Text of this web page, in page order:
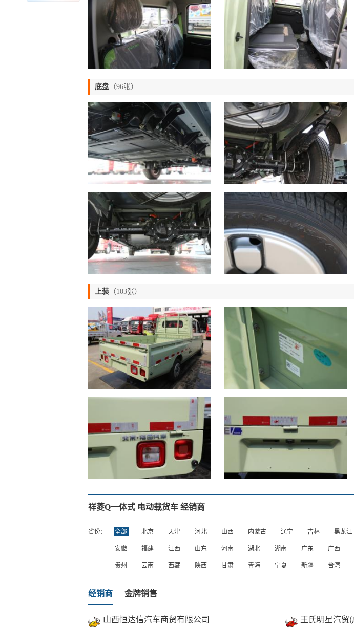
底盘 （96张）
上装 （103张）
祥菱Q一体式 电动载货车 经销商
省份： 全部 北京 天津 河北 山西 内蒙古 辽宁 吉林 黑龙江
安徽 福建 江西 山东 河南 湖北 湖南 广东 广西
贵州 云南 西藏 陕西 甘肃 青海 宁夏 新疆 台湾
经销商 金牌销售
山西恒达信汽车商贸有限公司